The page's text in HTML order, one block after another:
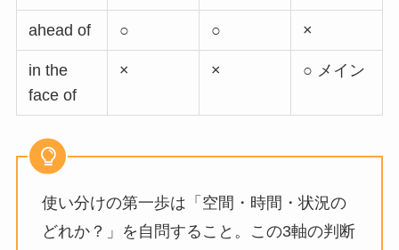
ahead of ○ ○ ×
in the
face of
× × ○ メイン
使い分けの第一歩は「空間・時間・状況の
どれか？」を自問すること。この3軸の判断